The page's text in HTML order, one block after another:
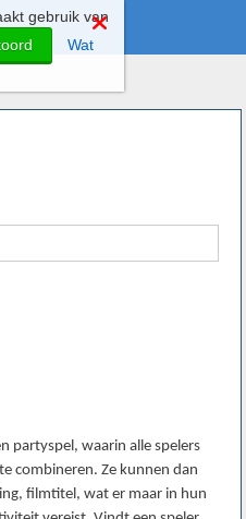
partyspel, waarin alle spelers
combineren. Ze kunnen dan
filmtitel, wat er maar in hun
gebruik van
Wat